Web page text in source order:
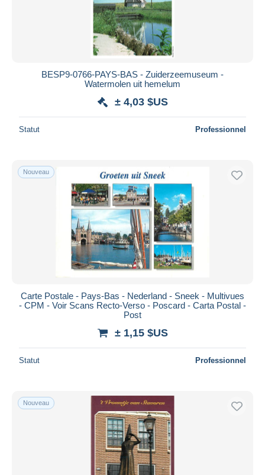
BESP9-0766-PAYS-BAS - Zuiderzeemuseum -
Watermolen uit hemelum
± 4,03 $US
Statut Professionnel
Nouveau
Carte Postale - Pays-Bas - Nederland - Sneek - Multivues
- CPM - Voir Scans Recto-Verso - Poscard - Carta Postal -
Post
± 1,15 $US
Statut Professionnel
Nouveau